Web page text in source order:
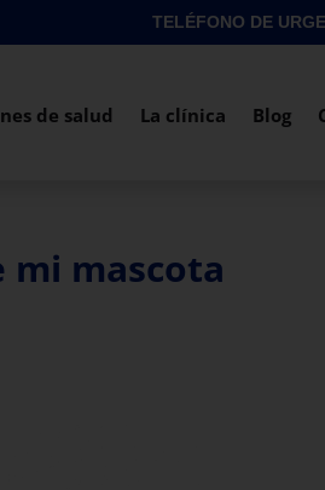
TELÉFONO DE
de salud La clínica Blog
mi mascota